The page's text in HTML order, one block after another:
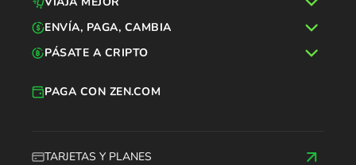
TARJETAS Y PLANES
PAGA CON ZEN.COM
ENVÍA, PAGA, CAMBIA
PÁSATE A CRIPTO